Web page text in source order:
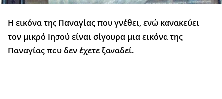
Η εικόνα της Παναγίας που γνέθει, ενώ κανακεύει
τον μικρό Ιησού είναι σίγουρα μια εικόνα της
Παναγίας που δεν έχετε ξαναδεί.